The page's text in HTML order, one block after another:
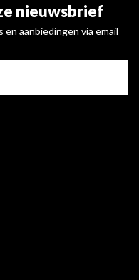
nieuwsbrief
aanbiedingen via email